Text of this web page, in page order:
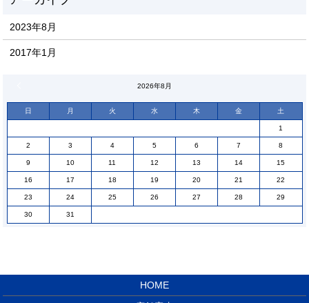
2023年8月
2017年1月
2026年8月
日 月 火 水 木 金 土
1
2 3 4 5 6 7 8
9 10 11 12 13 14 15
16 17 18 19 20 21 22
23 24 25 26 27 28 29
30 31
HOME